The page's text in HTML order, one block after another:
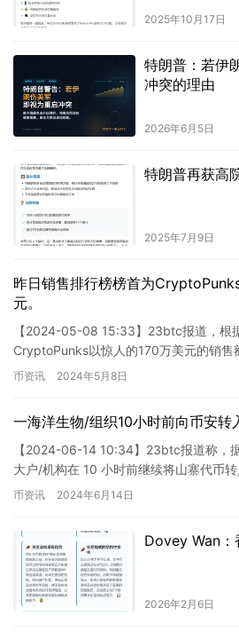
2025年10月17日
特朗普：若伊
冲突的理由
2026年6月5日
特朗普再获高
2025年7月9日
昨日销售排行榜榜首为
元。
【2024-05-08 15:33】23btc报道，根
CryptoPunks以惊人的170万美元的销售
榜榜首。这使得它的历史…
币资讯 2024年5月8日
一海洋生物/组织10小时前向币安转
【2024-06-14 10:34】23btc报道称，
大户/机构在 10 小时前继续将山寨代币
将 1294 万 MATIC (7…
币资讯 2024年6月14日
Dovey Wan：
2026年2月6日